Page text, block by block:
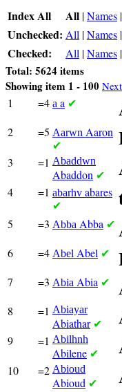
Index All All |Names |
Unchecked: All |Names |
Checked: All |Names |
Total: 5624 items
Showing item 1 - 100
1 =4 a a ✔
2 =5 Aarwn Aaron
✔
3 =1 Abaddwn
Abaddon ✔
4 =1 abarhv abares
✔
5 =3 Abba Abba ✔
6 =4 Abel Abel ✔
7 =3 Abia Abia ✔
8 =1 Abiayar
Abiathar ✔
9 =1 Abilhnh
Abilene ✔
10 =2 Abioud
Abioud ✔